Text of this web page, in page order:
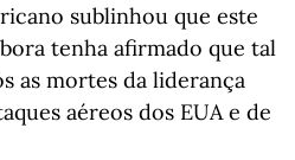
sublinhou que este
tenha afirmado que tal
as mortes da liderança
aéreos dos EUA e de